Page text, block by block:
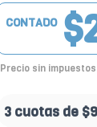
CONTADO
Precio sin
3 cuotas de